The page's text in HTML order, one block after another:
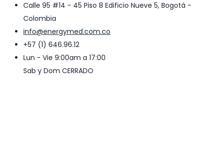
Calle 95 #14 - 45 Piso 8 Edificio Nueve 5, Bogotá -
Colombia
info@energymed.com.co
+57 (1) 646.96.12
Lun - Vie 9:00am a 17:00
Sab y Dom CERRADO